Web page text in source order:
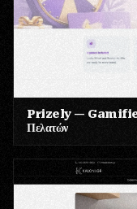
Prizely —
Πελατών